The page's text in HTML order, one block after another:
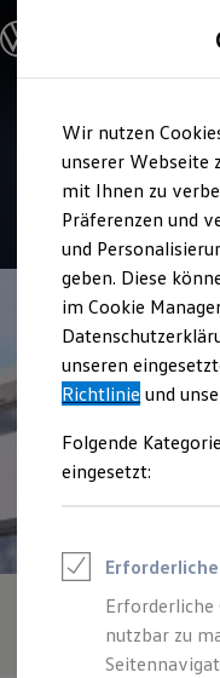
Hauptinhalt
springen
Footer
springen
Modelle und
Modelle
Elektroautos
ENERGY
Nutzfahrzeuge
SUV und CUV
Familienautos
Kombis
Sportwagen
Schnell verfügbare
Angebote und
Aktuelle
E-Auto-
Volkswagen
Junge
Zubehör- und
Leasing
Junge
Service
Autohaus
4.8|
Wir nutzen
unserer Webseite
mit Ihnen zu
Präferenzen und
und
geben. Diese
im Cookie
unseren
Richtlinie und
Folgende
eingesetzt:
Erforderliche
nutzbar zu